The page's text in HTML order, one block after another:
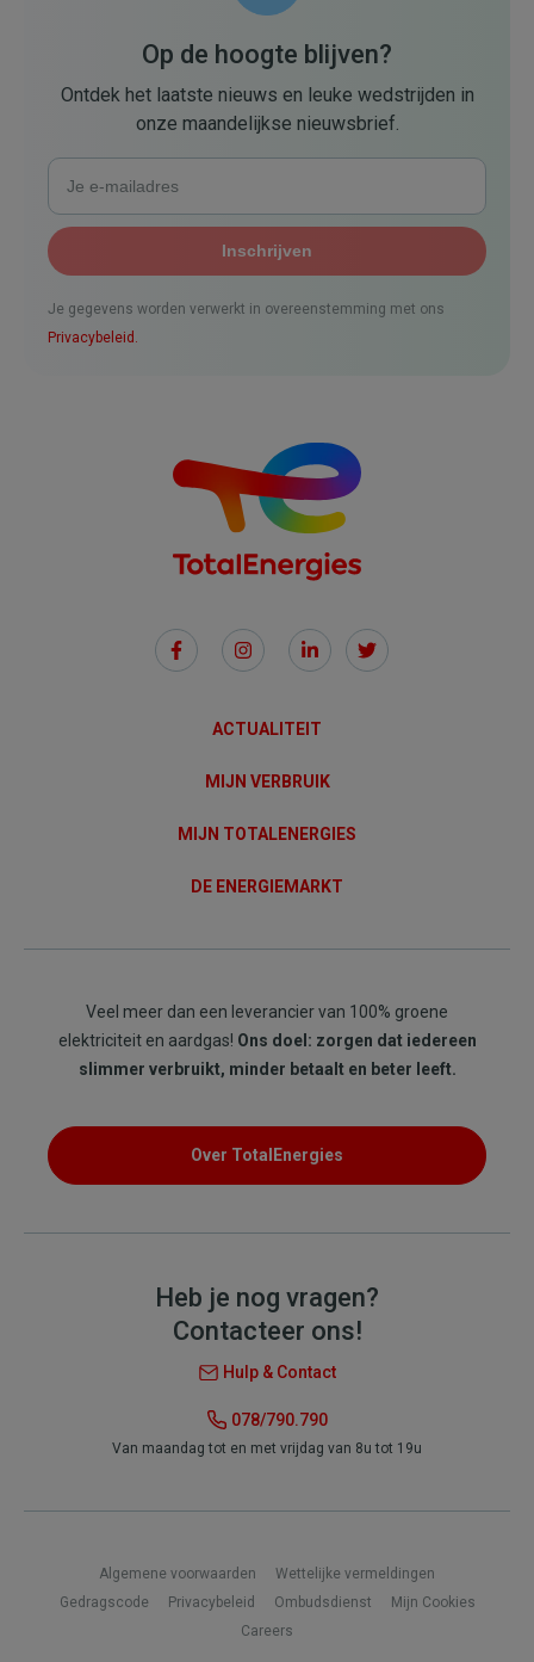
Op de hoogte blijven?
Ontdek het laatste nieuws en leuke wedstrijden in
onze maandelijkse nieuwsbrief.
Je gegevens worden verwerkt in overeenstemming met ons
Privacybeleid.
Social
Links
ACTUALITEIT
MIJN VERBRUIK
MIJN TOTALENERGIES
DE ENERGIEMARKT
Veel meer dan een leverancier van 100% groene
elektriciteit en aardgas! Ons doel: zorgen dat iedereen
slimmer verbruikt, minder betaalt en beter leeft.
Over TotalEnergies
Heb je nog vragen?
Contacteer ons!
Hulp & Contact
078/790.790
Van maandag tot en met vrijdag van 8u tot 19u
FooterAlgemene voorwaarden
Wettelijke vermeldingen
Gedragscode
Privacybeleid Ombudsdienst
Mijn Cookies
Careers